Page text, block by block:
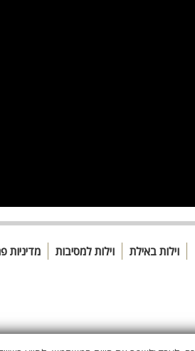
וילות באילת וילות למסיבות מדיניות